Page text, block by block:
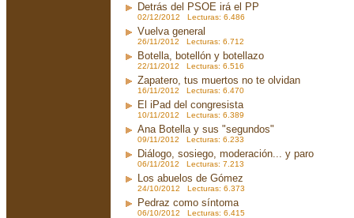
Detrás del PSOE irá el PP
02/12/2012 Lecturas: 6.486
Vuelva general
26/11/2012 Lecturas: 6.712
Botella, botellón y botellazo
22/11/2012 Lecturas: 6.516
Zapatero, tus muertos no te olvidan
16/11/2012 Lecturas: 6.470
El iPad del congresista
10/11/2012 Lecturas: 6.389
Ana Botella y sus "segundos"
09/11/2012 Lecturas: 6.233
Diálogo, sosiego, moderación... y paro
06/11/2012 Lecturas: 7.213
Los abuelos de Gómez
24/10/2012 Lecturas: 6.373
Pedraz como síntoma
06/10/2012 Lecturas: 6.415